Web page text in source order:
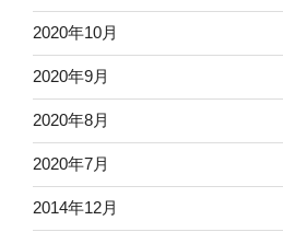
2020年10月
2020年9月
2020年8月
2020年7月
2014年12月